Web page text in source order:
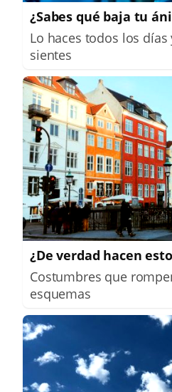
¿Sabes qué baja tu
Lo haces todos los
sientes
¿De verdad hacen
Costumbres que
esquemas